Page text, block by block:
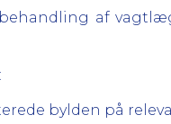
af
bylden på